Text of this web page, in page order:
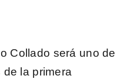
Collado será uno de
de la primera